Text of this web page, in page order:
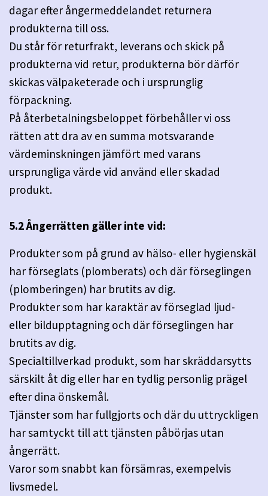
dagar efter ångermeddelandet returnera
produkterna till oss.
Du står för returfrakt, leverans och skick på
produkterna vid retur, produkterna bör därför
skickas välpaketerade och i ursprunglig
förpackning.
På återbetalningsbeloppet förbehåller vi oss
rätten att dra av en summa motsvarande
värdeminskningen jämfört med varans
ursprungliga värde vid använd eller skadad
produkt.
5.2 Ångerrätten gäller inte vid:
Produkter som på grund av hälso- eller hygienskäl
har förseglats (plomberats) och där förseglingen
(plomberingen) har brutits av dig.
Produkter som har karaktär av förseglad ljud-
eller bildupptagning och där förseglingen har
brutits av dig.
Specialtillverkad produkt, som har skräddarsytts
särskilt åt dig eller har en tydlig personlig prägel
efter dina önskemål.
Tjänster som har fullgjorts och där du uttryckligen
har samtyckt till att tjänsten påbörjas utan
ångerrätt.
Varor som snabbt kan försämras, exempelvis
livsmedel.